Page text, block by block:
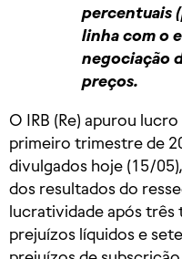
percentuais
linha com o
negociação
preços.
O IRB (Re) apurou
primeiro trimestre de
divulgados hoje (15/
dos resultados do
lucratividade após
prejuízos líquidos e